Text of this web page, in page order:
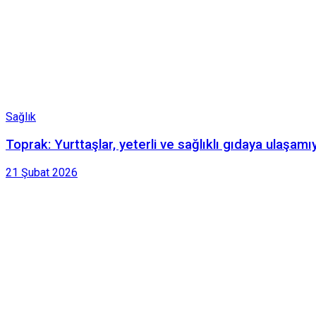
Sağlık
Toprak: Yurttaşlar, yeterli ve sağlıklı gıdaya
21 Şubat 2026